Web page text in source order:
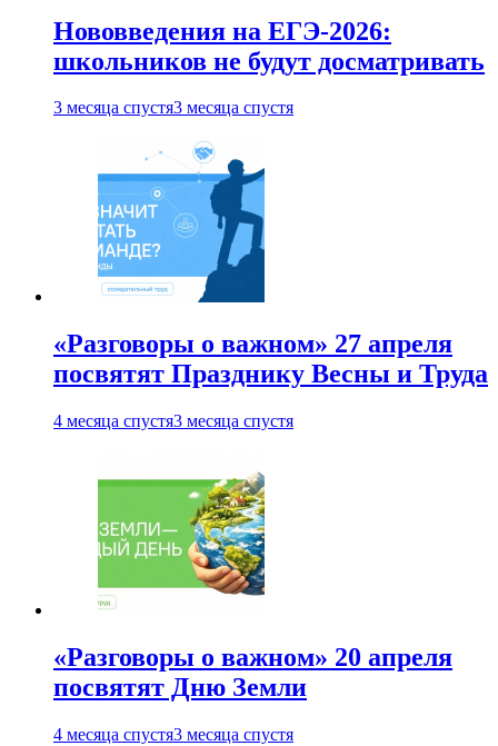
Нововведения на ЕГЭ-2026:
школьников не будут досматривать
3 месяца спустя3 месяца спустя
«Разговоры о важном» 27 апреля
посвятят Празднику Весны и Труда
4 месяца спустя3 месяца спустя
«Разговоры о важном» 20 апреля
посвятят Дню Земли
4 месяца спустя3 месяца спустя